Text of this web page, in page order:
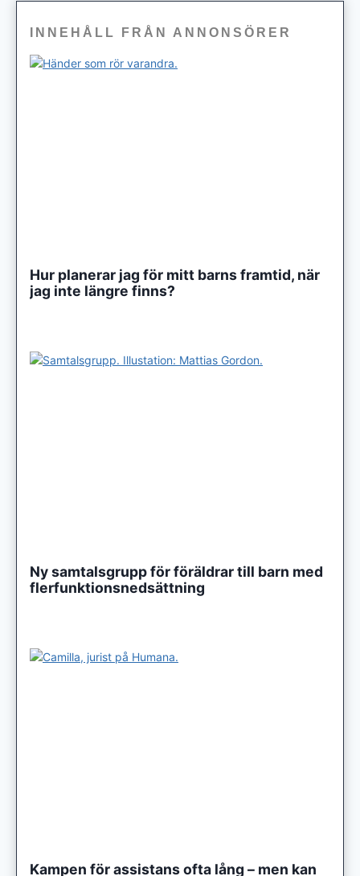
INNEHÅLL FRÅN ANNONSÖRER
Hur planerar jag för mitt barns framtid, när
jag inte längre finns?
Ny samtalsgrupp för föräldrar till barn med
flerfunktionsnedsättning
Kampen för assistans ofta lång – men kan